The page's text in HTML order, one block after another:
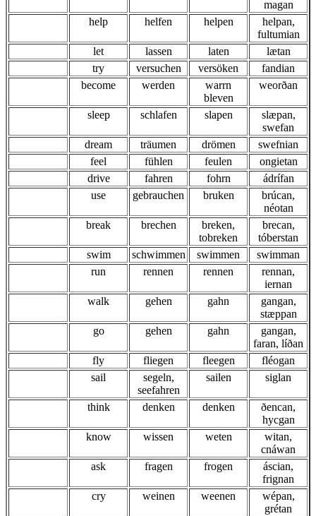
magan
help
helfen helpen
helpan,
fultumian
let
lassen laten
lætan
try
versuchen versöken
fandian
become
werden
warrn
bleven
weorðan
sleep schlafen slapen
slæpan,
swefan
dream
träumen drömen
swefnian
feel
fühlen feulen
ongietan
drive
fahren fohrn
ádrífan
use
gebrauchen bruken
brúcan,
néotan
break
brechen
breken,
tobreken
brecan,
tóberstan
swim
schwimmen swimmen
swimman
run
rennen rennen
rennan,
iernan
walk
gehen gahn
gangan,
stæppan
go
gehen gahn
gangan,
faran, líðan
fly
fliegen fleegen
fléogan
sail
segeln,
seefahren
sailen siglan
think denken denken
ðencan,
hycgan
know
wissen weten
witan,
cnáwan
ask
fragen frogen
áscian,
frignan
cry
weinen weenen
wépan,
grétan